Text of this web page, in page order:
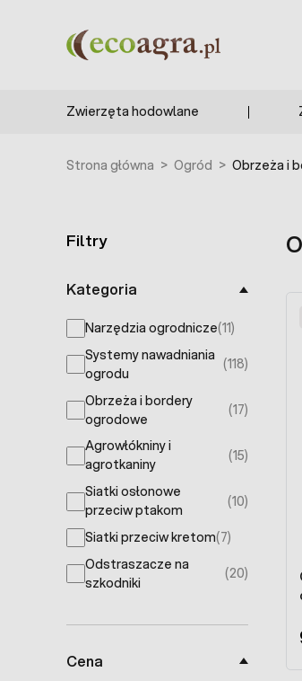
Zwierzęta hodowlane
Strona główna > Ogród > Obrzeża i
Filtry
Kategoria
Narzędzia ogrodnicze(11)
products available
Systemy nawadniania
ogrodu
(118)
products available
Obrzeża i bordery
ogrodowe
(17)
products available
Agrowłókniny i
agrotkaniny
(15)
products available
Siatki osłonowe
przeciw ptakom
(10)
products available
Siatki przeciw kretom(7)
products available
Odstraszacze na
szkodniki
(20)
products available
Cena